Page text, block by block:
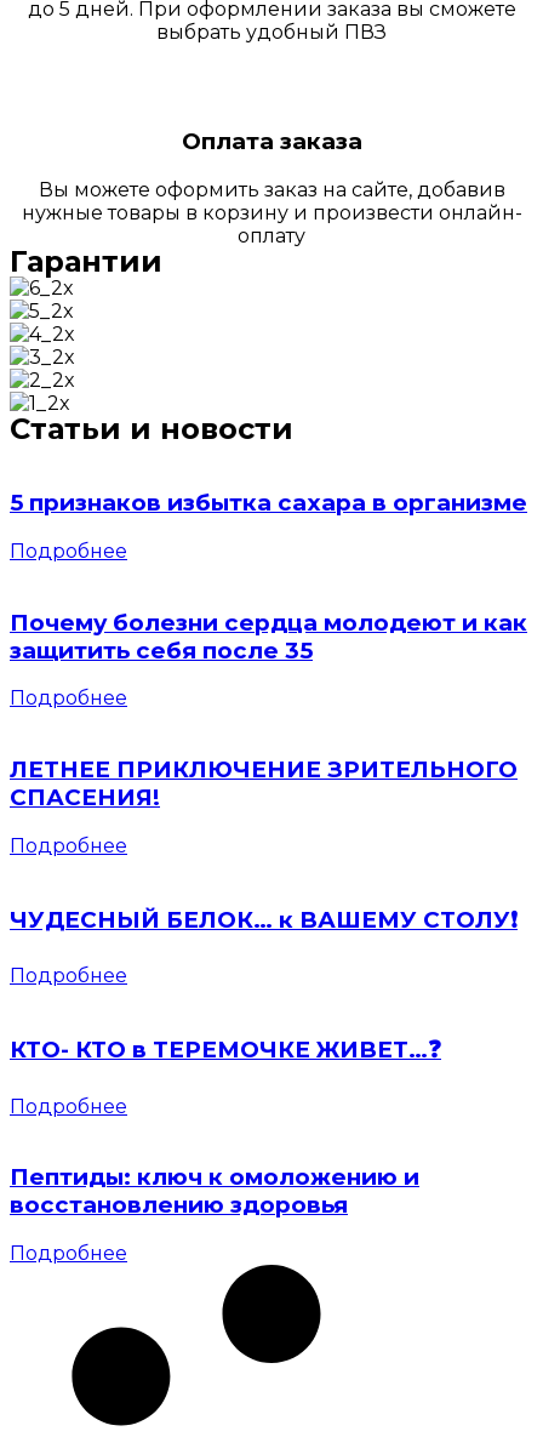
до 5 дней. При оформлении заказа вы сможете
выбрать удобный ПВЗ
Оплата заказа
Вы можете оформить заказ на сайте, добавив
нужные товары в корзину и произвести онлайн-
оплату
Гарантии
Статьи и новости
5 признаков избытка сахара в организме
Подробнее
Почему болезни сердца молодеют и как
защитить себя после 35
Подробнее
ЛЕТНЕЕ ПРИКЛЮЧЕНИЕ ЗРИТЕЛЬНОГО
СПАСЕНИЯ!
Подробнее
ЧУДЕСНЫЙ БЕЛОК… к ВАШЕМУ СТОЛУ❗️
Подробнее
КТО- КТО в ТЕРЕМОЧКЕ ЖИВЕТ…❓
Подробнее
Пептиды: ключ к омоложению и
восстановлению здоровья
Подробнее